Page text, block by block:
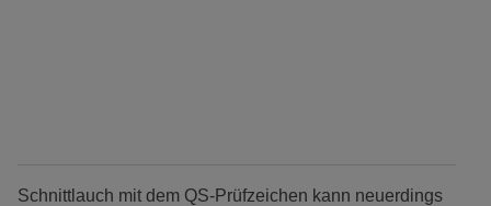
Schnittlauch mit dem QS-Prüfzeichen kann neuerdings